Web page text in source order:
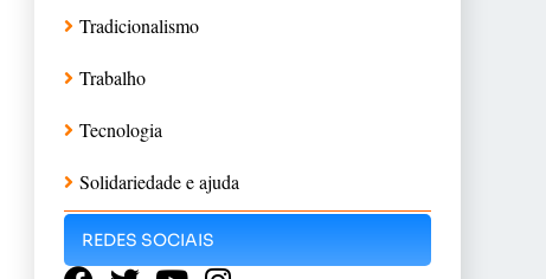
Tradicionalismo
Trabalho
Tecnologia
Solidariedade e ajuda
REDES SOCIAIS